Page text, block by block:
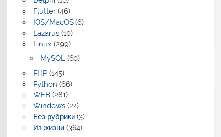
Flutter(46)
IOS/MacOS(6)
Lazarus(10)
Linux (299)
MySQL(60)
PHP(145)
Python (66)
WEB(281)
Windows(22)
Без рубрики(3)
Из жизни(364)